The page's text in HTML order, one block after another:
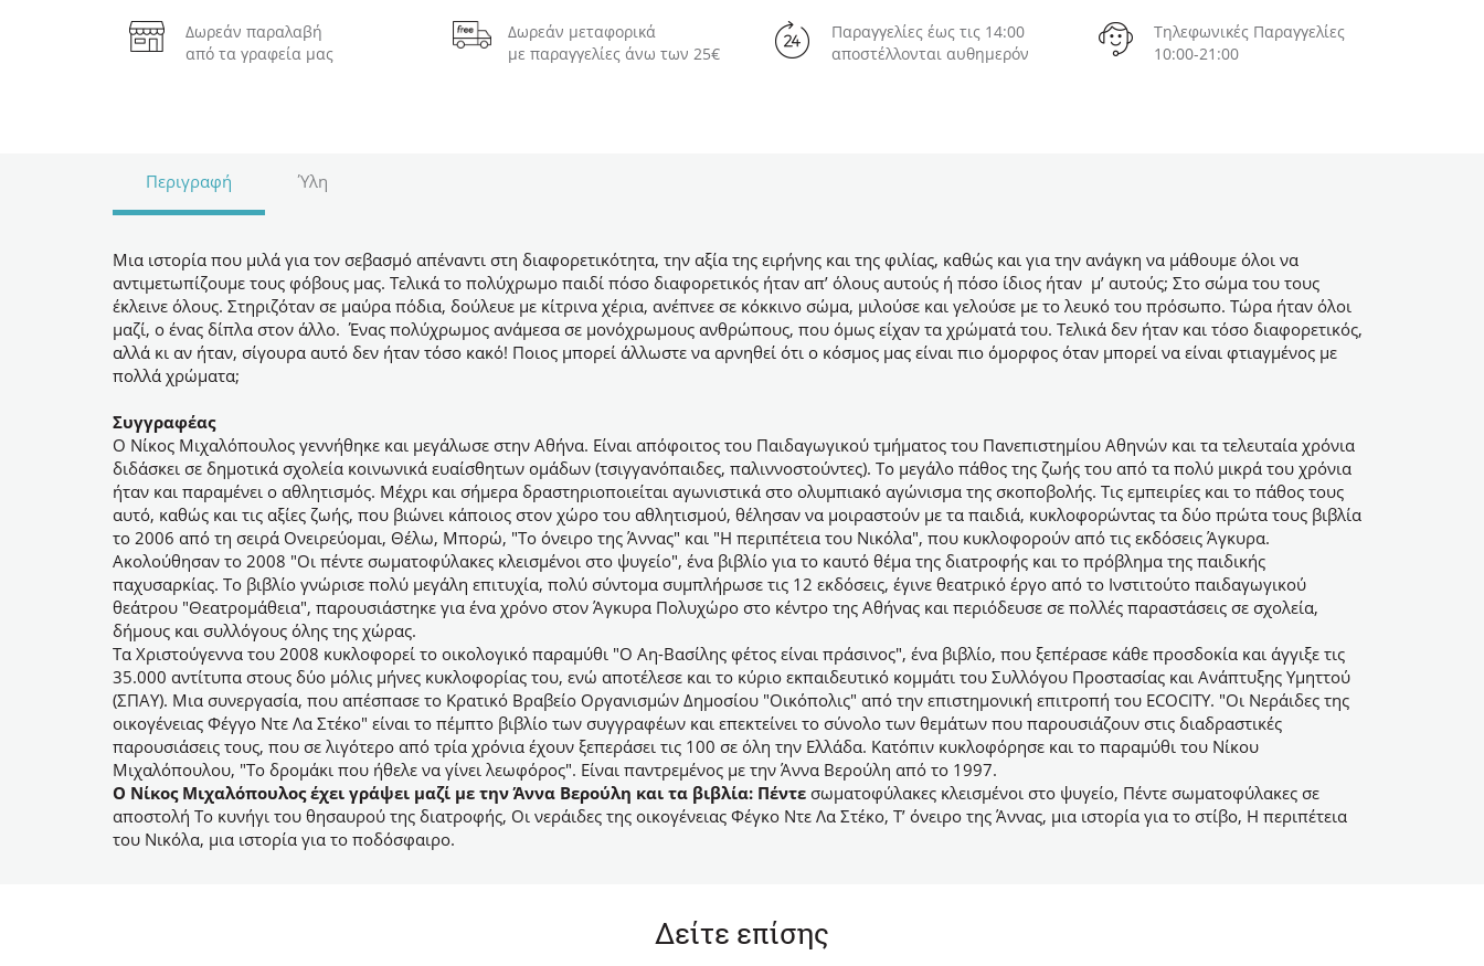
Δωρεάν παραλαβή
από τα γραφεία μας
Δωρεάν μεταφορικά
με παραγγελίες άνω των 25€
Παραγγελίες έως τις 14:00
αποστέλλονται αυθημερόν
Τηλεφωνικές Παραγγελίες
10:00-21:00
Περιγραφή Ύλη
Μια ιστορία που μιλά για τον σεβασμό απέναντι στη διαφορετικότητα, την αξία της ειρήνης και της φιλίας, καθώς και για την ανάγκη να μάθουμε όλοι να
αντιμετωπίζουμε τους φόβους μας. Τελικά το πολύχρωμο παιδί πόσο διαφορετικός ήταν απ’ όλους αυτούς ή πόσο ίδιος ήταν μ’ αυτούς; Στο σώμα του τους
έκλεινε όλους. Στηριζόταν σε μαύρα πόδια, δούλευε με κίτρινα χέρια, ανέπνεε σε κόκκινο σώμα, μιλούσε και γελούσε με το λευκό του πρόσωπο. Τώρα ήταν όλοι
μαζί, ο ένας δίπλα στον άλλο. Ένας πολύχρωμος ανάμεσα σε μονόχρωμους ανθρώπους, που όμως είχαν τα χρώματά του. Τελικά δεν ήταν και τόσο διαφορετικός,
αλλά κι αν ήταν, σίγουρα αυτό δεν ήταν τόσο κακό! Ποιος μπορεί άλλωστε να αρνηθεί ότι ο κόσμος μας είναι πιο όμορφος όταν μπορεί να είναι φτιαγμένος με
πολλά χρώματα;
Συγγραφέας
Ο Νίκος Μιχαλόπουλος γεννήθηκε και μεγάλωσε στην Αθήνα. Είναι απόφοιτος του Παιδαγωγικού τμήματος του Πανεπιστημίου Αθηνών και τα τελευταία χρόνια
διδάσκει σε δημοτικά σχολεία κοινωνικά ευαίσθητων ομάδων (τσιγγανόπαιδες, παλιννοστούντες). Το μεγάλο πάθος της ζωής του από τα πολύ μικρά του χρόνια
ήταν και παραμένει ο αθλητισμός. Μέχρι και σήμερα δραστηριοποιείται αγωνιστικά στο ολυμπιακό αγώνισμα της σκοποβολής. Τις εμπειρίες και το πάθος τους
αυτό, καθώς και τις αξίες ζωής, που βιώνει κάποιος στον χώρο του αθλητισμού, θέλησαν να μοιραστούν με τα παιδιά, κυκλοφορώντας τα δύο πρώτα τους βιβλία
το 2006 από τη σειρά Ονειρεύομαι, Θέλω, Μπορώ, "Το όνειρο της Άννας" και "Η περιπέτεια του Νικόλα", που κυκλοφορούν από τις εκδόσεις Άγκυρα.
Ακολούθησαν το 2008 "Οι πέντε σωματοφύλακες κλεισμένοι στο ψυγείο", ένα βιβλίο για το καυτό θέμα της διατροφής και το πρόβλημα της παιδικής
παχυσαρκίας. Το βιβλίο γνώρισε πολύ μεγάλη επιτυχία, πολύ σύντομα συμπλήρωσε τις 12 εκδόσεις, έγινε θεατρικό έργο από το Ινστιτούτο παιδαγωγικού
θεάτρου "Θεατρομάθεια", παρουσιάστηκε για ένα χρόνο στον Άγκυρα Πολυχώρο στο κέντρο της Αθήνας και περιόδευσε σε πολλές παραστάσεις σε σχολεία,
δήμους και συλλόγους όλης της χώρας.
Τα Χριστούγεννα του 2008 κυκλοφορεί το οικολογικό παραμύθι "Ο Αη-Βασίλης φέτος είναι πράσινος", ένα βιβλίο, που ξεπέρασε κάθε προσδοκία και άγγιξε τις
35.000 αντίτυπα στους δύο μόλις μήνες κυκλοφορίας του, ενώ αποτέλεσε και το κύριο εκπαιδευτικό κομμάτι του Συλλόγου Προστασίας και Ανάπτυξης Υμηττού
(ΣΠΑΥ). Μια συνεργασία, που απέσπασε το Κρατικό Βραβείο Οργανισμών Δημοσίου "Οικόπολις" από την επιστημονική επιτροπή του ECOCITY. "Οι Νεράιδες της
οικογένειας Φέγγο Ντε Λα Στέκο" είναι το πέμπτο βιβλίο των συγγραφέων και επεκτείνει το σύνολο των θεμάτων που παρουσιάζουν στις διαδραστικές
παρουσιάσεις τους, που σε λιγότερο από τρία χρόνια έχουν ξεπεράσει τις 100 σε όλη την Ελλάδα. Κατόπιν κυκλοφόρησε και το παραμύθι του Νίκου
Μιχαλόπουλου, "Το δρομάκι που ήθελε να γίνει λεωφόρος". Είναι παντρεμένος με την Άννα Βερούλη από το 1997.
Ο Νίκος Μιχαλόπουλος έχει γράψει μαζί με την Άννα Βερούλη και τα βιβλία: Πέντε σωματοφύλακες κλεισμένοι στο ψυγείο, Πέντε σωματοφύλακες σε
αποστολή Το κυνήγι του θησαυρού της διατροφής, Οι νεράιδες της οικογένειας Φέγκο Ντε Λα Στέκο, Τ’ όνειρο της Άννας, µια ιστορία για το στίβο, Η περιπέτεια
του Νικόλα, µια ιστορία για το ποδόσφαιρο.
Δείτε επίσης